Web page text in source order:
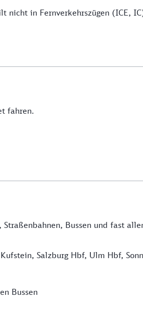
nicht in Fernverkehrszügen (ICE,
fahren.
Bussen und fast
Salzburg Hbf, Ulm Hbf,
Bussen